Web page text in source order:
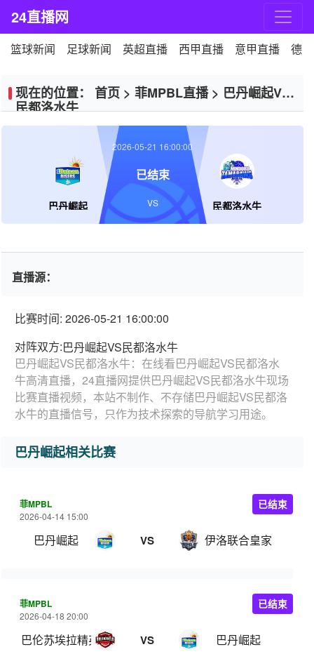
24直播网
篮球新闻 足球新闻 英超直播 西甲直播 意甲直播 德
现在的位置： 首页 > 菲MPBL直播> 巴丹崛起VS
民都洛水牛
巴丹崛起 民都洛水牛
2026-05-21 16:00:00
已结束
VS
直播源：
比赛时间: 2026-05-21 16:00:00
对阵双方:巴丹崛起VS民都洛水牛
巴丹崛起VS民都洛水牛：在线看巴丹崛起VS民都洛水
牛高清直播，24直播网提供巴丹崛起VS民都洛水牛现场
比赛直播视频，本站不制作、不存储巴丹崛起VS民都洛
水牛的直播信号，只作为技术探索的导航学习用途。
巴丹崛起相关比赛
菲MPBL
2026-04-14 15:00
巴丹崛起 VS 伊洛联合皇家
已结束
菲MPBL
2026-04-18 20:00
巴伦苏埃拉精英 VS 巴丹崛起
已结束